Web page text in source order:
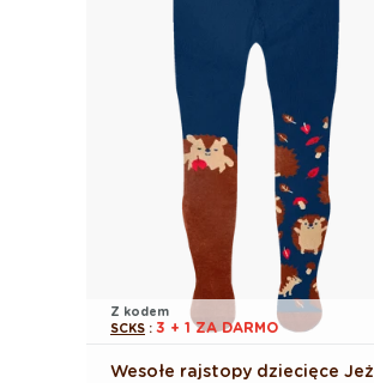
Z kodem
SCKS : 3 + 1 ZA DARMO
Wesołe rajstopy dziecięce Jeż